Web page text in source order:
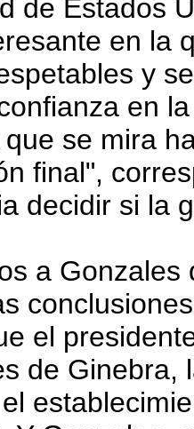
de Estados
en la
y
en
se mira
final",
decidir si la
a
el
de Ginebra,